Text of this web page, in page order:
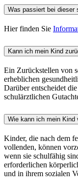
Was passiert bei dieser
Hier finden Sie
Kann ich mein Kind
Ein Zurückstellen von
erheblichen
Darüber entscheidet
schulärztlichen
Wie kann ich mein Kind
Kinder, die nach dem
vollenden, können
wenn sie schulfähig
erforderlichen
und in ihrem sozialen